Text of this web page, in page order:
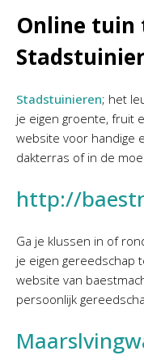
Online
Stadstuinieren; het
je eigen groente, fruit
website voor handige
dakterras of in de
http://
Ga je klussen in of
je eigen gereedschap
website van
persoonlijk